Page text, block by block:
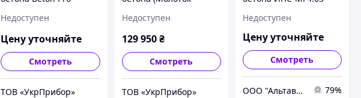
Недоступен
Цену уточняйте
Смотреть
ТОВ «УкрПрибор»
Schmidt 2000
Недоступен
129 950 ₴
Смотреть
ТОВ «УкрПрибор»
Недоступен
Цену уточняйте
Смотреть
ООО "Альтавир" 79%